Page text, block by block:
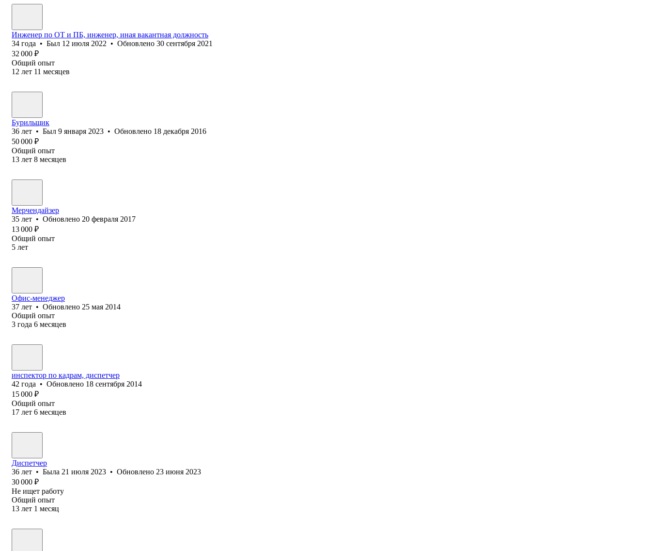
Инженер по ОТ и ПБ, инженер, иная вакантная должность
34 года • Был 12 июля 2022 • Обновлено 30 сентября 2021
32 000 ₽
Общий опыт
12 лет 11 месяцев
Бурильщик
36 лет • Был 9 января 2023 • Обновлено 18 декабря 2016
50 000 ₽
Общий опыт
13 лет 8 месяцев
Мерчендайзер
35 лет • Обновлено 20 февраля 2017
13 000 ₽
Общий опыт
5 лет
Офис-менеджер
37 лет • Обновлено 25 мая 2014
Общий опыт
3 года 6 месяцев
инспектор по кадрам, диспетчер
42 года • Обновлено 18 сентября 2014
15 000 ₽
Общий опыт
17 лет 6 месяцев
Диспетчер
36 лет • Была 21 июля 2023 • Обновлено 23 июня 2023
30 000 ₽
Не ищет работу
Общий опыт
13 лет 1 месяц